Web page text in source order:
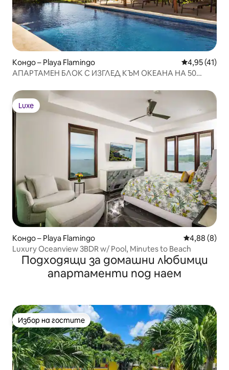
Кондо – Playa Flamingo Средна
4,95 (41)
АПАРТАМЕН БЛОК С ИЗГЛЕД КЪМ ОКЕАНА НА 50
Luxe
Luxe
Кондо – Playa Flamingo Средна
4,88 (8)
Luxury Oceanview 3BDR w/ Pool, Minutes to Beach
Подходящи за домашни любимци
апартаменти под наем
Избор на гостите
Избор на гостите